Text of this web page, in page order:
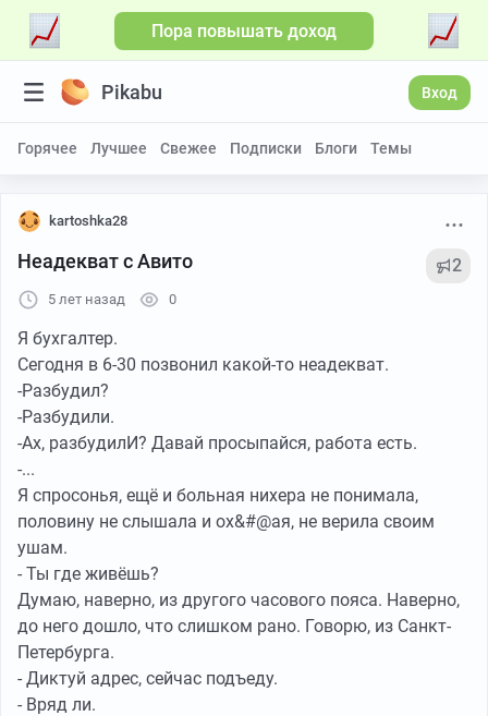
Пора повышать доход
Pikabu Вход
Горячее Лучшее Свежее Подписки Блоги Темы
kartoshka28
Неадекват с Авито 2
5 лет назад 0
Я бухгалтер.
Сегодня в 6-30 позвонил какой-то неадекват.
-Разбудил?
-Разбудили.
-Ах, разбудилИ? Давай просыпайся, работа есть.
-...
Я спросонья, ещё и больная нихера не понимала,
половину не слышала и ох&#@ая, не верила своим
ушам.
- Ты где живёшь?
Думаю, наверно, из другого часового пояса. Наверно,
до него дошло, что слишком рано. Говорю, из Санкт-
Петербурга.
- Диктуй адрес, сейчас подъеду.
- Вряд ли.